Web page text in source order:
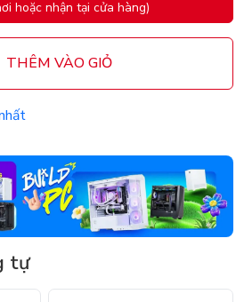
hoặc nhận tại cửa hàng)
THÊM VÀO GIỎ
tự